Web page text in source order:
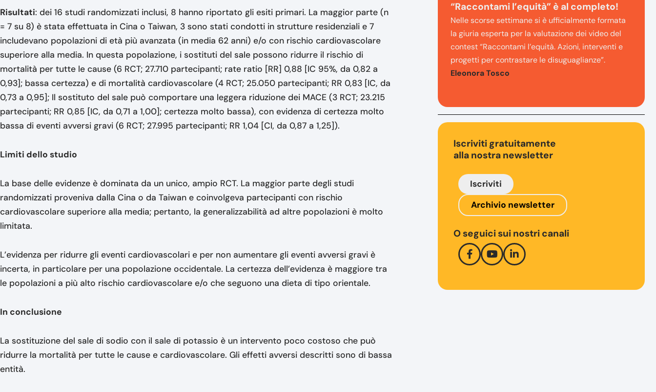
Risultati: dei 16 studi randomizzati inclusi, 8 hanno riportato gli esiti primari. La maggior parte (n
= 7 su 8) è stata effettuata in Cina o Taiwan, 3 sono stati condotti in strutture residenziali e 7
includevano popolazioni di età più avanzata (in media 62 anni) e/o con rischio cardiovascolare
superiore alla media. In questa popolazione, i sostituti del sale possono ridurre il rischio di
mortalità per tutte le cause (6 RCT; 27.710 partecipanti; rate ratio [RR] 0,88 [IC 95%, da 0,82 a
0,93]; bassa certezza) e di mortalità cardiovascolare (4 RCT; 25.050 partecipanti; RR 0,83 [IC, da
0,73 a 0,95]; Il sostituto del sale può comportare una leggera riduzione dei MACE (3 RCT; 23.215
partecipanti; RR 0,85 [IC, da 0,71 a 1,00]; certezza molto bassa), con evidenza di certezza molto
bassa di eventi avversi gravi (6 RCT; 27.995 partecipanti; RR 1,04 [CI, da 0,87 a 1,25]).
Limiti dello studio
La base delle evidenze è dominata da un unico, ampio RCT. La maggior parte degli studi
randomizzati proveniva dalla Cina o da Taiwan e coinvolgeva partecipanti con rischio
cardiovascolare superiore alla media; pertanto, la generalizzabilità ad altre popolazioni è molto
limitata.
L’evidenza per ridurre gli eventi cardiovascolari e per non aumentare gli eventi avversi gravi è
incerta, in particolare per una popolazione occidentale. La certezza dell’evidenza è maggiore tra
le popolazioni a più alto rischio cardiovascolare e/o che seguono una dieta di tipo orientale.
In conclusione
La sostituzione del sale di sodio con il sale di potassio è un intervento poco costoso che può
ridurre la mortalità per tutte le cause e cardiovascolare. Gli effetti avversi descritti sono di bassa
entità.
“Raccontami l’equità” è al completo!
Nelle scorse settimane si è ufficialmente formata
la giuria esperta per la valutazione dei video del
contest “Raccontami l’equità. Azioni, interventi e
progetti per contrastare le disuguaglianze”.
Eleonora Tosco
Iscriviti gratuitamente
alla nostra newsletter
Iscriviti
Archivio newsletter
O seguici sui nostri canali